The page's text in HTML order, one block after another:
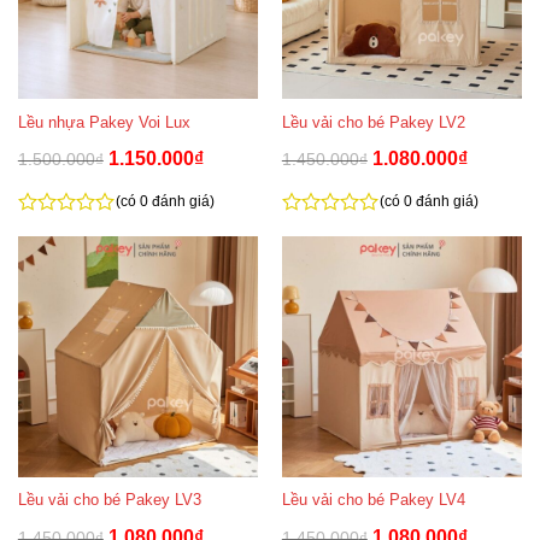
cồng kềnh mà ba mẹ có thể bố trí chúng ngay trong phòng
khách, phòng ngủ hay phòng đọc sách.
Lều nhựa Pakey Voi Lux
1.500.000₫ Giá
gốc
1.500.000₫.
1.150.000₫Giá
là:
1.150.000₫.
trên
5
(có 0 đánh giá)
Lều vải cho bé Pakey LV2
1.450.000₫ Giá
gốc
1.450.000₫.
1.080.000₫Giá
là:
(có 0 đánh giá)
Lều vải cho bé Pakey LV3
Giá
Giá
Lều vải cho bé Pakey LV4
Giá
Giá